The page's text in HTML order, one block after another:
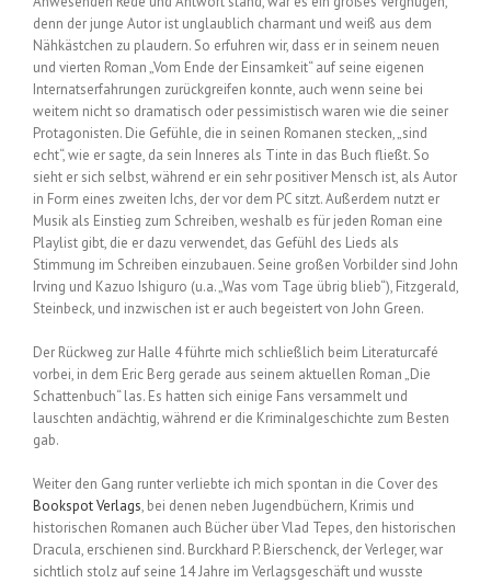
denn der junge Autor ist unglaublich charmant und weiß aus dem
Nähkästchen zu plaudern. So erfuhren wir, dass er in seinem neuen
und vierten Roman „Vom Ende der Einsamkeit“ auf seine eigenen
Internatserfahrungen zurückgreifen konnte, auch wenn seine bei
weitem nicht so dramatisch oder pessimistisch waren wie die seiner
Protagonisten. Die Gefühle, die in seinen Romanen stecken, „sind
echt“, wie er sagte, da sein Inneres als Tinte in das Buch fließt. So
sieht er sich selbst, während er ein sehr positiver Mensch ist, als Autor
in Form eines zweiten Ichs, der vor dem PC sitzt. Außerdem nutzt er
Musik als Einstieg zum Schreiben, weshalb es für jeden Roman eine
Playlist gibt, die er dazu verwendet, das Gefühl des Lieds als
Stimmung im Schreiben einzubauen. Seine großen Vorbilder sind John
Irving und Kazuo Ishiguro (u.a. „Was vom Tage übrig blieb“), Fitzgerald,
Steinbeck, und inzwischen ist er auch begeistert von John Green.
Der Rückweg zur Halle 4 führte mich schließlich beim Literaturcafé
vorbei, in dem Eric Berg gerade aus seinem aktuellen Roman „Die
Schattenbuch“ las. Es hatten sich einige Fans versammelt und
lauschten andächtig, während er die Kriminalgeschichte zum Besten
gab.
Weiter den Gang runter verliebte ich mich spontan in die Cover des
Bookspot Verlags, bei denen neben Jugendbüchern, Krimis und
historischen Romanen auch Bücher über Vlad Tepes, den historischen
Dracula, erschienen sind. Burckhard P. Bierschenck, der Verleger, war
sichtlich stolz auf seine 14 Jahre im Verlagsgeschäft und wusste